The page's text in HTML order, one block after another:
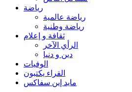
رياضة
رياضة عالمية
رياضة وطنية
ثقافة و إعلام
الرأي الآخر
دين و دنيا
الوفيات
القراء يكتبون
مايد إين سفاكس